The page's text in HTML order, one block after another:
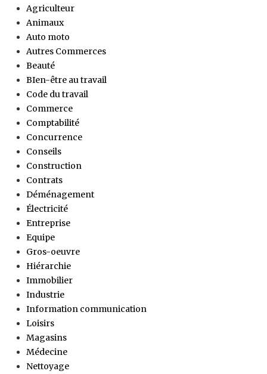
Agriculteur
Animaux
Auto moto
Autres Commerces
Beauté
BIen-être au travail
Code du travail
Commerce
Comptabilité
Concurrence
Conseils
Construction
Contrats
Déménagement
Électricité
Entreprise
Equipe
Gros-oeuvre
Hiérarchie
Immobilier
Industrie
Information communication
Loisirs
Magasins
Médecine
Nettoyage